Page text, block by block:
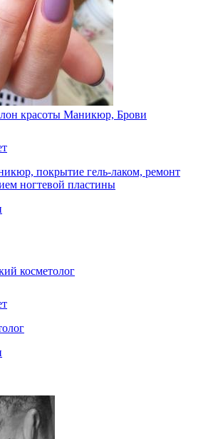
красоты Маникюр, Брови
покрытие гель-лаком, ремонт
ногтевой пластины
косметолог